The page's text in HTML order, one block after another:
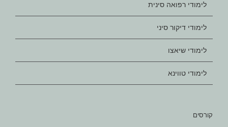
לימודי רפואה סינית
לימודי דיקור סיני
לימודי שיאצו
לימודי טווינא
קורסים